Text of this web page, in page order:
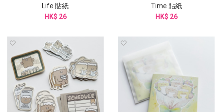
Life 貼紙
HK$ 26
Time 貼紙
HK$ 26